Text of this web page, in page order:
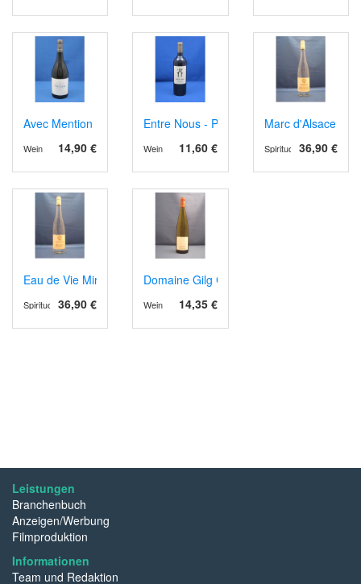
Avec Mention IGP 2024
14,90 €
Wein
Entre Nous - Petit Verdot
11,60 €
Wein
Marc d'Alsace
36,90 €
Spirituosen
Eau de Vie Mirabelle
36,90 €
Spirituosen
Domaine Gilg Gewürztraminer, Bio
14,35 €
Wein
Leistungen
Branchenbuch
Anzeigen/Werbung
Filmproduktion
Informationen
Team und Redaktion